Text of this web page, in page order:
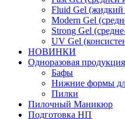
Fluid Gel (жидкий
Modern Gel
Strong Gel
UV Gel
НОВИНКИ
Одноразовая продукция
Бафы
Нижние формы
Пилки
Пилочный Маникюр
Подготовка НП